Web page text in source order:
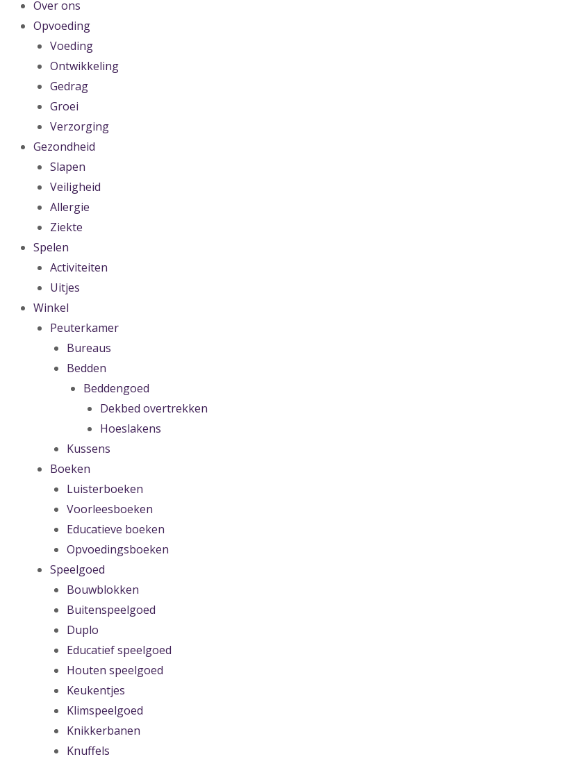
Over ons
Opvoeding
Voeding
Ontwikkeling
Gedrag
Groei
Verzorging
Gezondheid
Slapen
Veiligheid
Allergie
Ziekte
Spelen
Activiteiten
Uitjes
Winkel
Peuterkamer
Bureaus
Bedden
Beddengoed
Dekbed overtrekken
Hoeslakens
Kussens
Boeken
Luisterboeken
Voorleesboeken
Educatieve boeken
Opvoedingsboeken
Speelgoed
Bouwblokken
Buitenspeelgoed
Duplo
Educatief speelgoed
Houten speelgoed
Keukentjes
Klimspeelgoed
Knikkerbanen
Knuffels